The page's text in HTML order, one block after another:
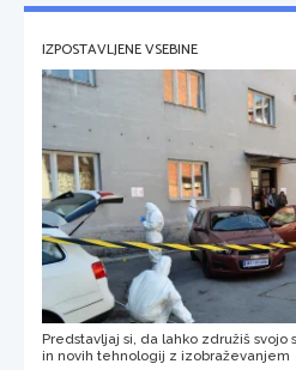
IZPOSTAVLJENE VSEBINE
Predstavljaj si, da lahko združiš svojo
in novih tehnologij z izobraževanjem